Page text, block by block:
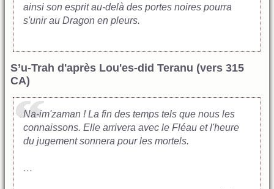
ainsi son esprit au-delà des portes noires pourra
s'unir au Dragon en pleurs.
S’u-Trah d'après Lou'es-did Teranu (vers 315
CA)
Na-im'zaman ! La fin des temps tels que nous les
connaissons. Elle arrivera avec le Fléau et l'heure
du jugement sonnera pour les mortels.
…